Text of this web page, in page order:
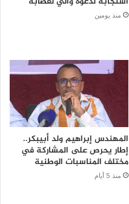
منذ يومين
المهندس إبراهيم ولد أبيبكر..
إطار يحرص على المشاركة في
مختلف المناسبات الوطنية
منذ 5 أيام